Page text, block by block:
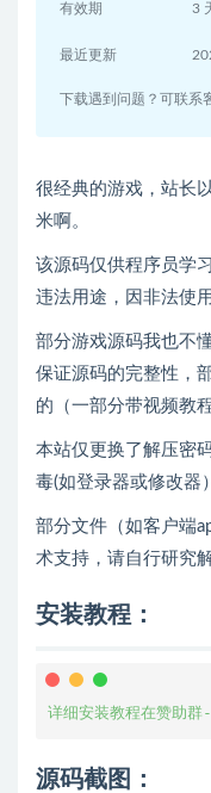
有效期 3
最近更新
下载遇到问题？可联系
很经典的游戏，站长
米啊。
该源码仅供程序员学
违法用途，因非法使
部分游戏源码我也不
保证源码的完整性，
的（一部分带视频教程
本站仅更换了解压密
毒(如登录器或修改器
部分文件（如客户端
术支持，请自行研究
安装教程：
详细安装教程在赞助
源码截图：